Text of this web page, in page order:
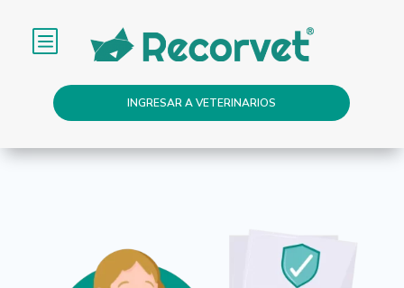
b
INGRESAR A VETERINARIOS